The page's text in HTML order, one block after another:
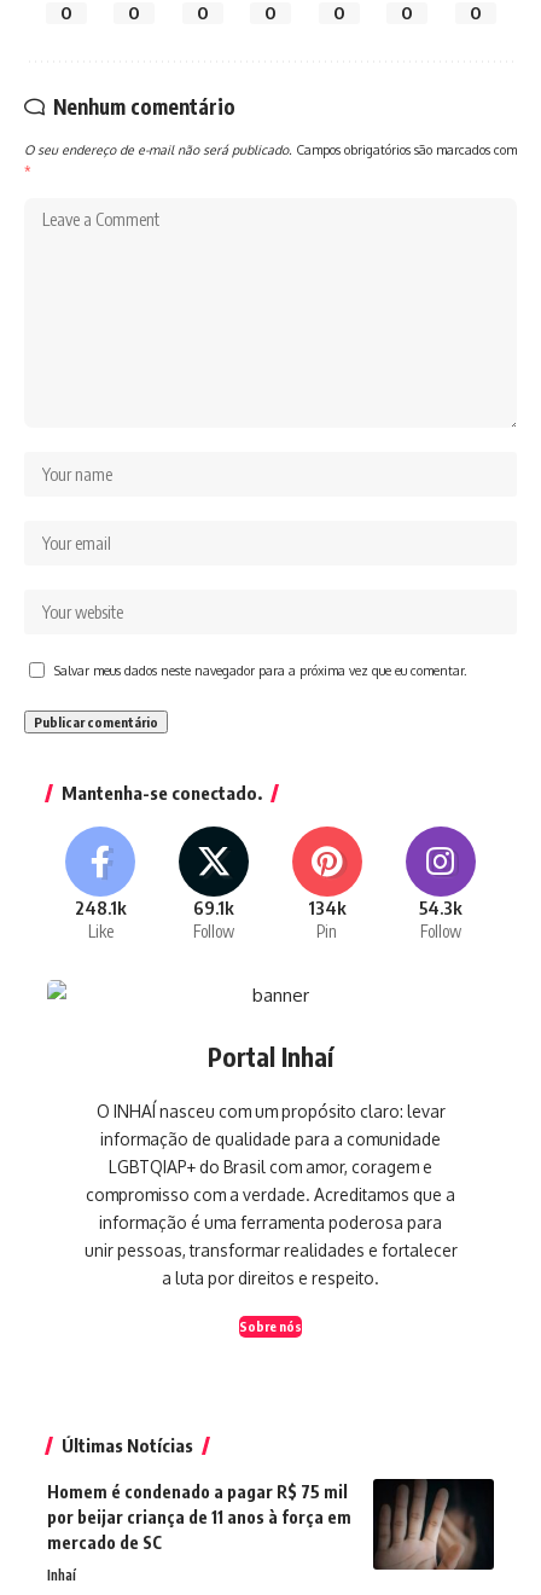
0 0 0 0 0 0 0
Nenhum comentário
O seu endereço de e-mail não será publicado. Campos obrigatórios são marcados com
*
Salvar meus dados neste navegador para a próxima vez que eu comentar.
Mantenha-se conectado.
248.1k
Like
69.1k
Follow
134k
Pin
54.3k
Follow
Portal Inhaí
O INHAÍ nasceu com um propósito claro: levar
informação de qualidade para a comunidade
LGBTQIAP+ do Brasil com amor, coragem e
compromisso com a verdade. Acreditamos que a
informação é uma ferramenta poderosa para
unir pessoas, transformar realidades e fortalecer
a luta por direitos e respeito.
Sobre nós
Últimas Notícias
Homem é condenado a pagar R$ 75 mil
por beijar criança de 11 anos à força em
mercado de SC
Inhaí